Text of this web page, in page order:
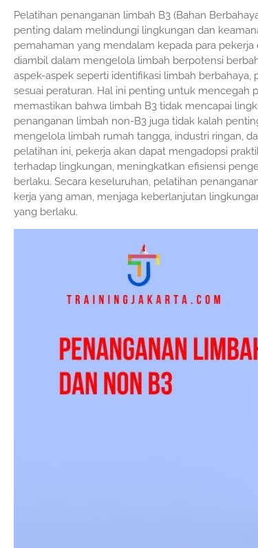
Pelatihan penanganan limbah B3 (Bahan
penting dalam melindungi lingkungan dan
pemahaman yang mendalam kepada para
diambil dalam mengelola limbah berpotensi
aspek-aspek seperti identifikasi limbah
sesuai peraturan. Hal ini penting untuk mencegah
memastikan bahwa limbah B3 tidak mencapai
penanganan limbah non-B3 juga tidak kalah
mengelola limbah rumah tangga, industri ringan,
pelatihan ini, pekerja akan dapat mengadopsi
terhadap lingkungan, meningkatkan efisiensi
berlaku. Secara keseluruhan, pelatihan
kerja yang aman, menjaga keberlanjutan
yang berlaku.